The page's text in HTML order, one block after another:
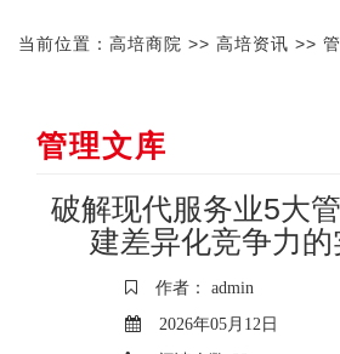
当前位置： 高培商院 >> 高培资讯 >>
管理文库
破解现代服务业5大
建差异化竞争力
作者： admin
2026年05月12日